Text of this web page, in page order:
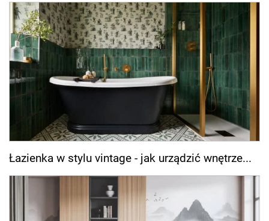
Łazienka w stylu vintage - jak urządzić wnętrze...